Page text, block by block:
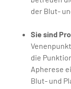
der Blut-
Sie sind
die
Apherese
Blut- und